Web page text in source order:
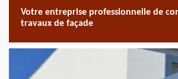
Votre entreprise professionnelle de
travaux de façade